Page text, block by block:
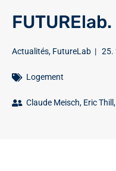
Actualités, FutureLab | 25.
Logement
Claude Meisch, Eric Thill ,